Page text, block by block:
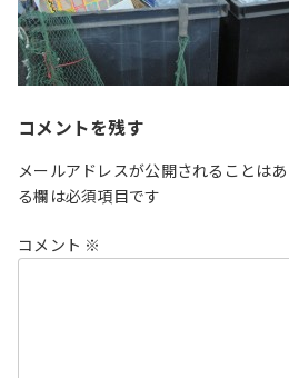
コメントを残す
メールアドレスが公開されることはあ
る欄は必須項目です
コメント ※